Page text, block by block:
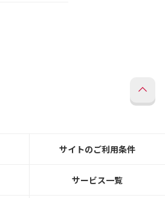
サイトのご利用条件
サービス一覧